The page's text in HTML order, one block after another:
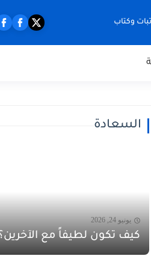
وكتاب
السعادة
يونيو 24, 2026
كيف تكون لطيفاً مع